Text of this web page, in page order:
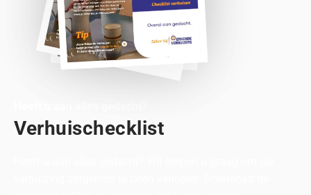
Verhuischecklist